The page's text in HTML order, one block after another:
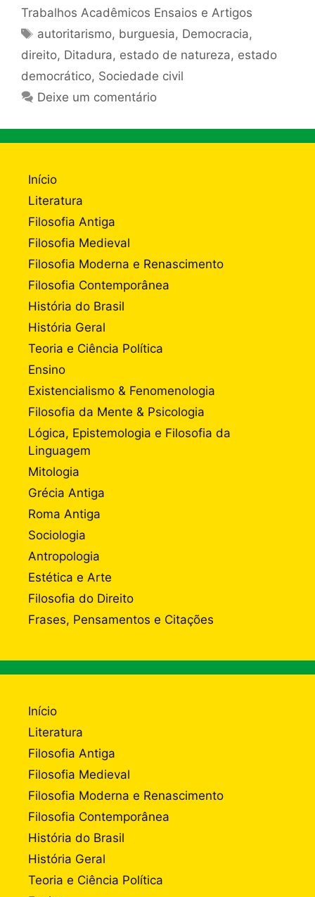
Trabalhos Acadêmicos Ensaios e Artigos
Tags
autoritarismo, burguesia, Democracia,
direito, Ditadura, estado de natureza, estado
democrático, Sociedade civil
Deixe um comentário
Início
Literatura
Filosofia Antiga
Filosofia Medieval
Filosofia Moderna e Renascimento
Filosofia Contemporânea
História do Brasil
História Geral
Teoria e Ciência Política
Ensino
Existencialismo & Fenomenologia
Filosofia da Mente & Psicologia
Lógica, Epistemologia e Filosofia da
Linguagem
Mitologia
Grécia Antiga
Roma Antiga
Sociologia
Antropologia
Estética e Arte
Filosofia do Direito
Frases, Pensamentos e Citações
Início
Literatura
Filosofia Antiga
Filosofia Medieval
Filosofia Moderna e Renascimento
Filosofia Contemporânea
História do Brasil
História Geral
Teoria e Ciência Política